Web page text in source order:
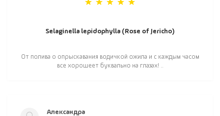
Selaginella lepidophylla (Rose of Jericho)
От полива о опрыскавания водичкой ожила и с каждым часом
все хорошеет буквально на глазах! ..
Александра